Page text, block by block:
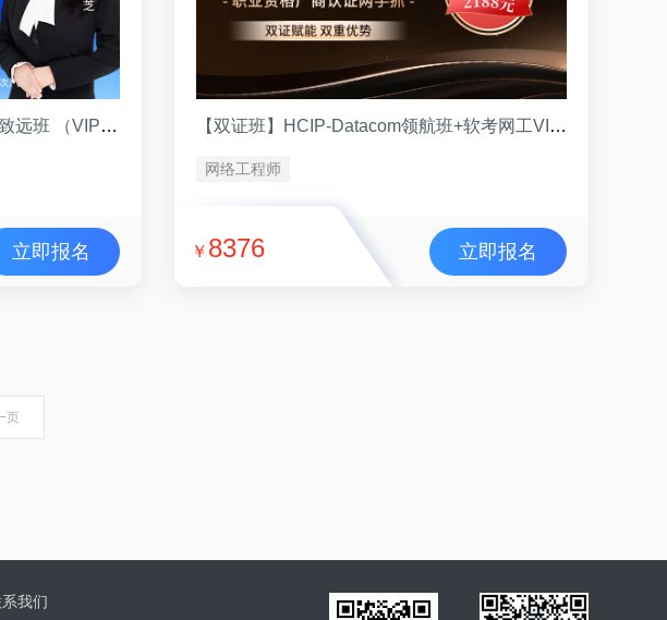
2026下半年网络工程师网络课程致远班 （VIP班）
立即报名
【双证班】HCIP-Datacom领航班+软考网工VIP班 （VIP班）
网络工程师
￥ 8376 立即报名
页
我们